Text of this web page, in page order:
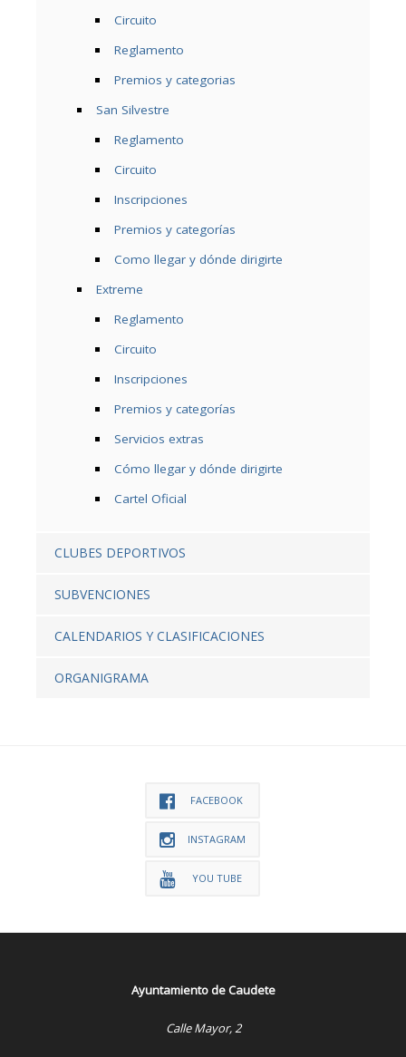
Circuito
Reglamento
Premios y categorias
San Silvestre
Reglamento
Circuito
Inscripciones
Premios y categorías
Como llegar y dónde dirigirte
Extreme
Reglamento
Circuito
Inscripciones
Premios y categorías
Servicios extras
Cómo llegar y dónde dirigirte
Cartel Oficial
CLUBES DEPORTIVOS
SUBVENCIONES
CALENDARIOS Y CLASIFICACIONES
ORGANIGRAMA
FACEBOOK
INSTAGRAM
YOU TUBE
Ayuntamiento de Caudete
Calle Mayor, 2